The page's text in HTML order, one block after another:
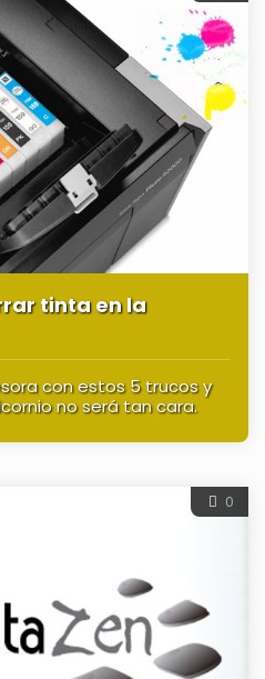
tinta en la
con estos 5 trucos y
no será tan cara.
0